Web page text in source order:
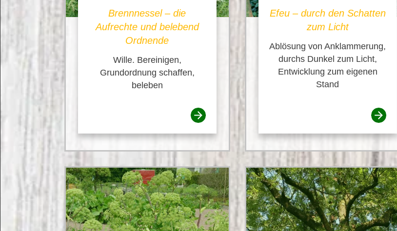
Brennnessel – die
Aufrechte und belebend
Ordnende
Wille. Bereinigen,
Grundordnung schaffen,
beleben
Efeu – durch den Schatten
zum Licht
Ablösung von Anklammerung,
durchs Dunkel zum Licht,
Entwicklung zum eigenen
Stand